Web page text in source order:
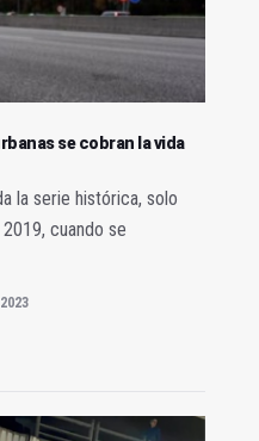
se cobran la vida
la serie histórica, solo
cuando se